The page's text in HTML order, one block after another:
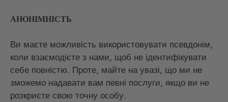
АНОНІМНІСТЬ
Ви маєте можливість використовувати псевдонім,
коли взаємодієте з нами, щоб не ідентифікувати
себе повністю. Проте, майте на увазі, що ми не
зможемо надавати вам певні послуги, якщо ви не
розкриєте свою точну особу.